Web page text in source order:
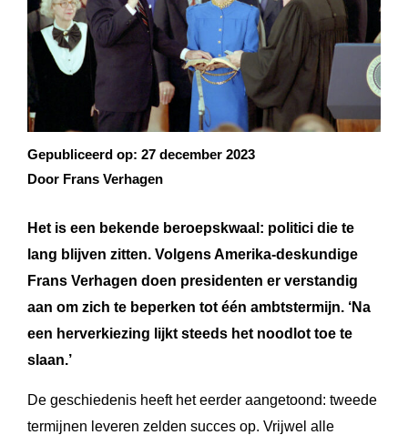
Gepubliceerd op: 27 december 2023
Door Frans Verhagen
Het is een bekende beroepskwaal: politici die te
lang blijven zitten. VolgensAmerika-deskundige
Frans Verhagen doen presidenten er verstandig
aan om zich te beperken tot één ambtstermijn. ‘Na
een herverkiezing lijkt steeds het noodlot toe te
slaan.’
De geschiedenis heeft het eerder aangetoond: tweede
termijnen leveren zelden succes op. Vrijwel alle